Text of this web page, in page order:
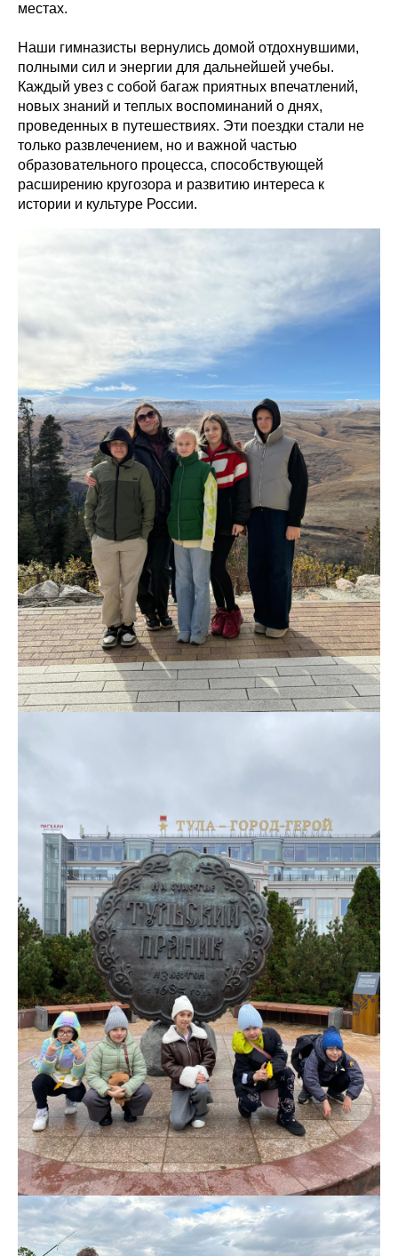
местах.
Наши гимназисты вернулись домой отдохнувшими,
полными сил и энергии для дальнейшей учебы.
Каждый увез с собой багаж приятных впечатлений,
новых знаний и теплых воспоминаний о днях,
проведенных в путешествиях. Эти поездки стали не
только развлечением, но и важной частью
образовательного процесса, способствующей
расширению кругозора и развитию интереса к
истории и культуре России.